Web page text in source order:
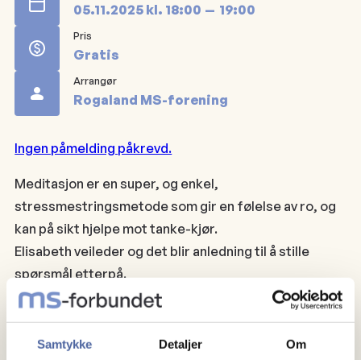
Samtykke Detaljer Om
05.11.2025 kl. 18:00 19:00
Pris
Gratis
Arrangør
Rogaland MS-forening
Ingen påmelding påkrevd.
Meditasjon er en super, og enkel,
stressmestringsmetode som gir en følelse av ro, og
kan på sikt hjelpe mot tanke-kjør.
Elisabeth veileder og det blir anledning til å stille
spørsmål etterpå.